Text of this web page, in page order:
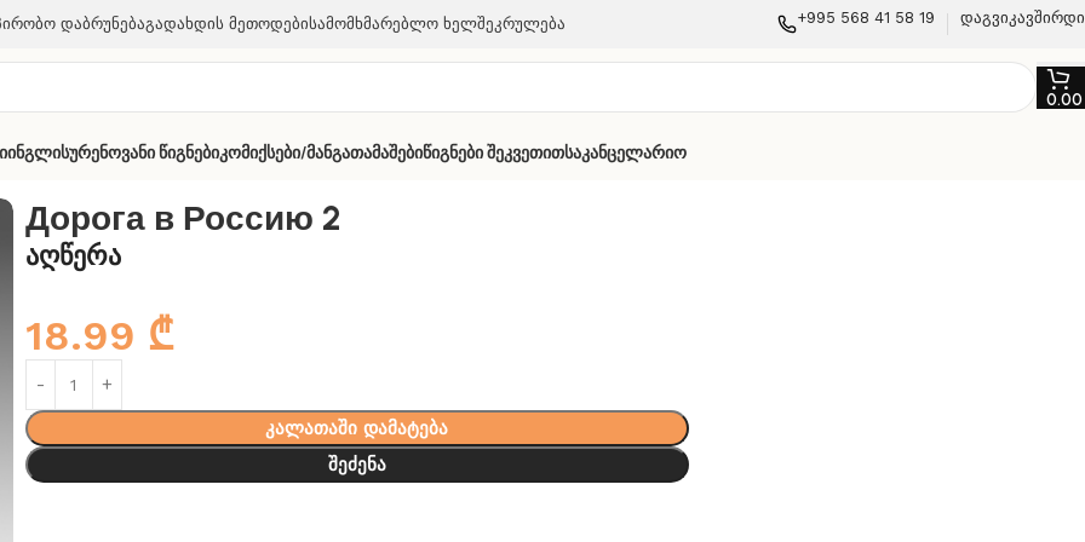
ᲓაბრუნებაᲒადახდის ᲛეთოდებიᲡამომხმარებლო Ხელშეკრულება +995 568 41 58 19
0.00
Ინგლისურენოვანი ᲬიგნებიᲙომიქსები/მანგაᲗამაშებიᲬიგნები ᲨეკვეთითᲡაკანცელარიო
Дорога в Россию 2
აღწერა
18.99 ₾
კალათაში დამატება
შეძენა